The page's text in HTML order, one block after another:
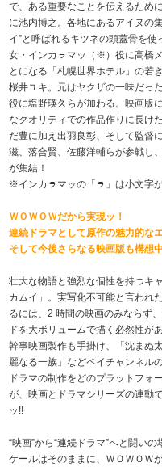
で、ある重要なことを伝えるため
に池内博之。各地にあるアイヌの
イ”と呼ばれるキツネの頭蓋骨を
女・インカㇻマッ（※）役に高橋
とになる「札幌世界ホテル」の若
桜井ユキ。元はヤクザの一味だっ
役に塩野瑛久らが加わる。映画版
なクオリティでの作品作りに長け
だ豊に加え出羽良彰、そして監督
滋、落合賢、佐藤洋輔らが参戦し
が集結！
※インカㇻマッの「ㇻ」は小文字
ＷＯＷＯＷだから実現ッ！
連続ドラマとして原作の魅力的な
そして今後さらなる映画版も構想
壮大な物語と強烈な個性を持つキ
カムイ」。実写化不可能と言われ
るには、2 時間の映画のみならず
ドを大ボリュームで描く必然性が
幹事映画製作も手掛け、「沈まぬ
麗なる一族」などペイチャンネル
ドラマの制作をどのプラットフォ
が、映画とドラマシリーズの連動
ッ!!
“映画”から“連続ドラマ”へと闘い
ケールはそのままに、ＷＯＷＯＷ